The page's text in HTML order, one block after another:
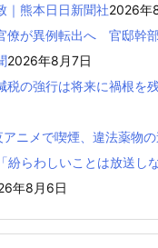
｜熊本日日新聞社2026年
僚が異例転出へ 官邸幹
2026年8月7日
税の強行は将来に禍根を
アニメで喫煙、違法薬物
紛らわしいことは放送し
年8月6日